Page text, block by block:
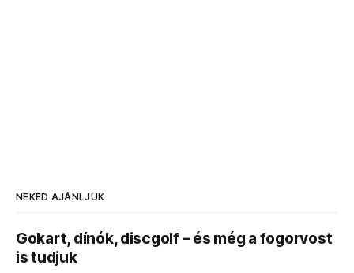
NEKED AJÁNLJUK
Gokart, dínók, discgolf – és még a fogorvost
is tudjuk